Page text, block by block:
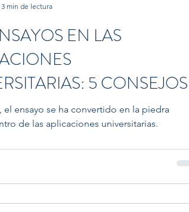
EN LAS
5 CONSEJOS
QUE TU VOZ
ALTA Y CLARA
el ensayo se ha convertido en la piedra
de las aplicaciones universitarias.
3 min de lectura